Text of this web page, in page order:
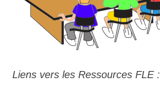
Liens vers les Ressources FLE :